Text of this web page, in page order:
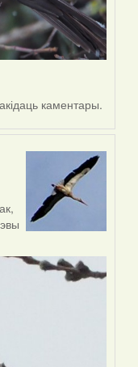
каментары.